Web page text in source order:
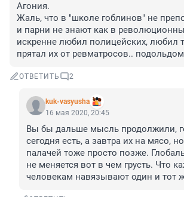
Агония.
Жаль, что в "школе гоблинов" не
и парни не знают как в
искренне любил полицейских, любил
прятал их от ревматросов..
ОТВЕТИТЬ 2
kuk-vasyusha
16 мая 2020, 20:45
Вы бы дальше мысль продолжили,
сегодня есть, а завтра их на мясо,
палачей тоже просто позже.
не меняется вот в чем грусть. Что
человекам навязывают один и тот